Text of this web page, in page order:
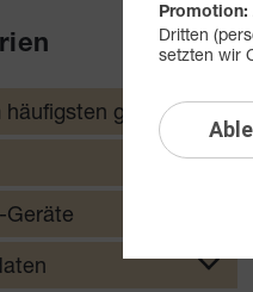
häufigsten gesucht
Geräte
Promotion:
Dritten
setzten wir